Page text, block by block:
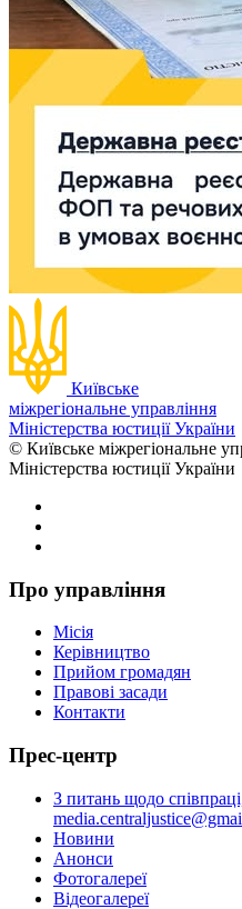
Київське
міжрегіональне управління
Міністерства юстиції України
© Київське міжрегіональне
Міністерства юстиції України
Про управління
Місія
Керівництво
Прийом громадян
Правові засади
Контакти
Прес-центр
З питань щодо
Новини
Анонси
Фотогалереї
Відеогалереї